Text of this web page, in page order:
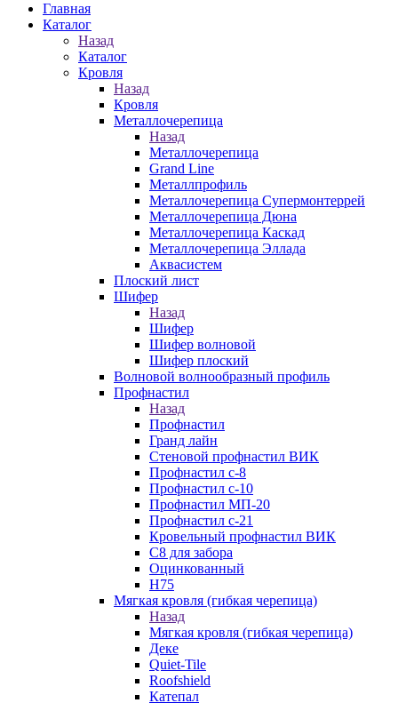
Главная
Каталог
Назад
Каталог
Кровля
Назад
Кровля
Металлочерепица
Назад
Металлочерепица
Grand Line
Металлпрофиль
Металлочерепица Супермонтеррей
Металлочерепица Дюна
Металлочерепица Каскад
Металлочерепица Эллада
Аквасистем
Плоский лист
Шифер
Назад
Шифер
Шифер волновой
Шифер плоский
Волновой волнообразный профиль
Профнастил
Назад
Профнастил
Гранд лайн
Стеновой профнастил ВИК
Профнастил с-8
Профнастил с-10
Профнастил МП-20
Профнастил с-21
Кровельный профнастил ВИК
С8 для забора
Оцинкованный
Н75
Мягкая кровля (гибкая черепица)
Назад
Мягкая кровля (гибкая черепица)
Деке
Quiet-Tile
Roofshield
Катепал